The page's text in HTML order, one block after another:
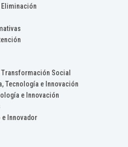
Eliminación
Social
Tecnología e Innovación
e Innovación
e Innovador